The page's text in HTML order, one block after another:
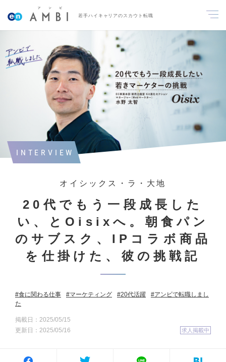
若手ハイキャリアのスカウト転職
INTERVIEW
オイシックス・ラ・大地
20代でもう一段成長した
い、とOisixへ。朝食パン
のサブスク、IPコラボ商品
を仕掛けた、彼の挑戦記
食に関わる仕事 マーケティング 20代活躍
アンビで転職しまし
た
掲載日：2025/05/15
更新日：2025/05/16
求人掲載中